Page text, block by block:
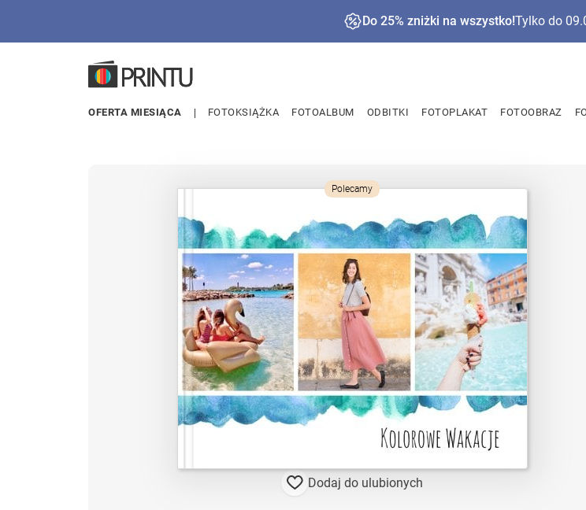
Do 25% zniżki na wszystko!Tylko do
OFERTA MIESIĄCA FOTOKSIĄŻKA FOTOALBUM ODBITKI FOTOPLAKAT FOTOOBRAZ
Polecamy
Dodaj do ulubionych